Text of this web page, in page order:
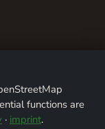
Privacy Policy
functions are
· imprint.